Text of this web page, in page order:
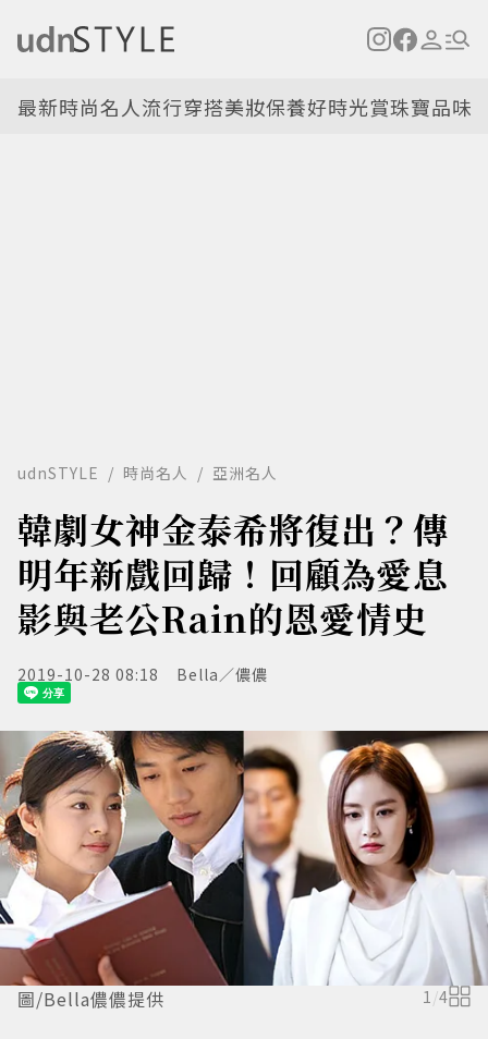
最新時尚名人流行穿搭美妝保養好時光賞珠寶品味
udnSTYLE 時尚名人 亞洲名人
韓劇女神金泰希將復出？傳
明年新戲回歸！回顧為愛息
影與老公Rain的恩愛情史
2019-10-28 08:18 Bella／儂儂
圖/Bella儂儂提供 1/4